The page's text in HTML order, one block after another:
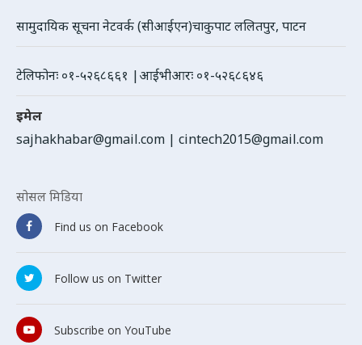
सामुदायिक सूचना नेटवर्क (सीआईएन)चाकुपाट ललितपुर, पाटन
टेलिफोनः ०१-५२६८६६१ |आईभीआरः ०१-५२६८६४६
इमेल
sajhakhabar@gmail.com | cintech2015@gmail.com
सोसल मिडिया
Find us on Facebook
Follow us on Twitter
Subscribe on YouTube